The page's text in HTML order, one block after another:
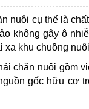
nuôi cụ thể là
không gây ô
xa khu chuồng
chăn nuôi gồm
gốc hữu cơ